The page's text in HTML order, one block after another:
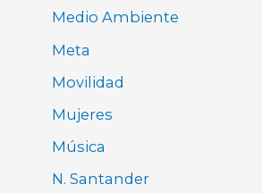
Medio Ambiente
Meta
Movilidad
Mujeres
Música
N. Santander